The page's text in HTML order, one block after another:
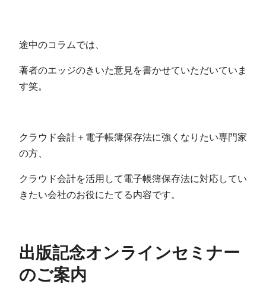
途中のコラムでは、
著者のエッジのきいた意見を書かせていただいていま
す笑。
クラウド会計＋電子帳簿保存法に強くなりたい専門家
の方、
クラウド会計を活用して電子帳簿保存法に対応してい
きたい会社のお役にたてる内容です。
出版記念オンラインセミナー
のご案内